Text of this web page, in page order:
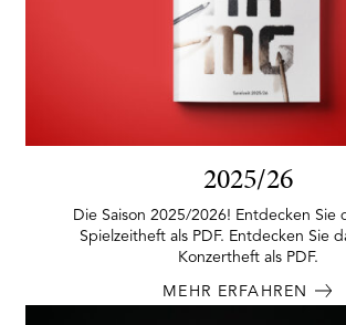
2025/26
Die Saison 2025/2026! Entdecken Sie
Spielzeitheft als PDF. Entdecken Sie
Konzertheft als PDF.
MEHR ERFAHREN